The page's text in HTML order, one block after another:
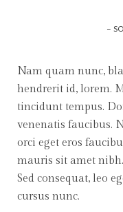
–
Nam quam nunc,
hendrerit id, lorem.
tincidunt tempus.
venenatis faucibus.
orci eget eros
mauris sit amet
Sed consequat, leo
cursus nunc.